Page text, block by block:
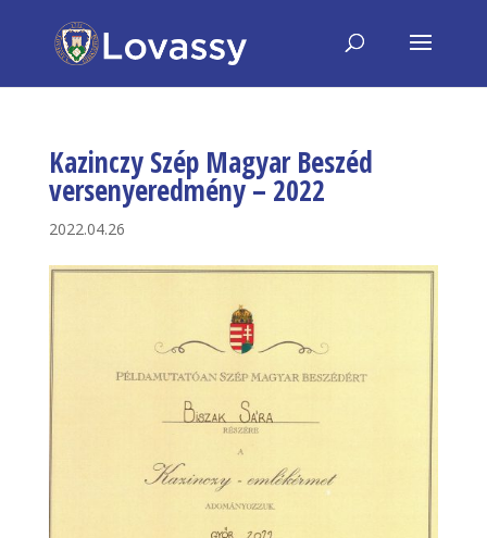
Kazinczy Szép Magyar Beszéd
versenyeredmény – 2022
2022.04.26